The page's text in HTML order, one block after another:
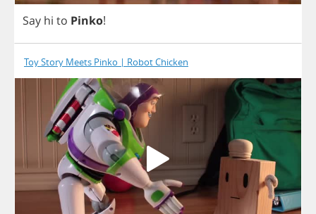
Say hi to Pinko!
Toy Story Meets Pinko | Robot Chicken